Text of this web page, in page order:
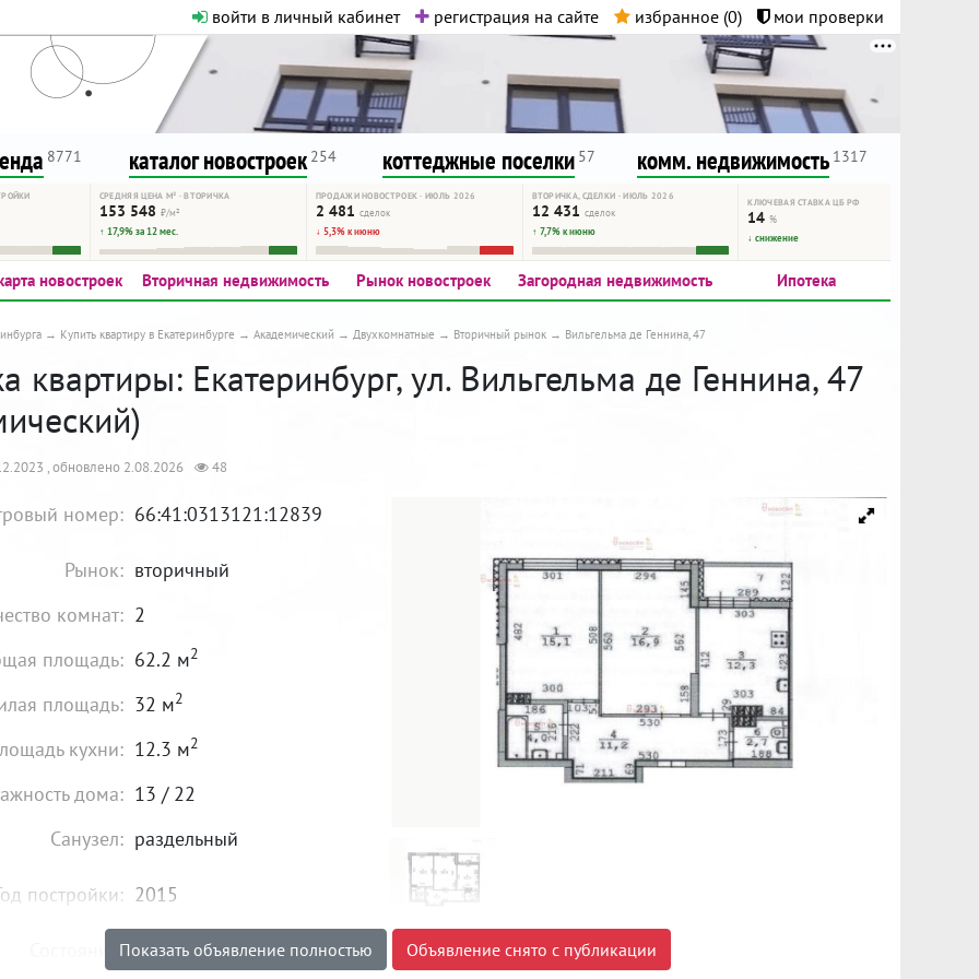
войти в личный кабинет регистрация на сайте избранное (0) мои проверки
Никакого шок-контента.
как он помогает вам. Удачи!
8771 каталог новостроек 254 коттеджные поселки 57 комм. недвижимость 1317
СРЕДНЯЯ ЦЕНА М² · ВТОРИЧКА
153 548 ₽/м²
↑ 17,9% за 12 мес.
ПРОДАЖИ НОВОСТРОЕК · ИЮЛЬ 2026
2 481 сделок
↓ 5,3% к июню
ВТОРИЧКА, СДЕЛКИ · ИЮЛЬ 2026
12 431 сделок
↑ 7,7% к июню
КЛЮЧЕВАЯ СТАВКА ЦБ РФ
14%
↓ снижение
новостроек Вторичная недвижимость Рынок новостроек Загородная недвижимость Ипотека
Купить квартиру в Екатеринбурге Академический Двухкомнатные Вторичный рынок Вильгельма де Геннина, 47
квартиры: Екатеринбург, ул. Вильгельма де Геннина, 47
, обновлено 2.08.2026 48
номер: 66:41:0313121:12839
Рынок: вторичный
комнат: 2
площадь: 62.2 м2
площадь: 32 м2
кухни: 12.3 м2
дома: 13 / 22
Санузел: раздельный
постройки: 2015
Состояние: хорошее
Показать объявление полностью Объявление снято с публикации